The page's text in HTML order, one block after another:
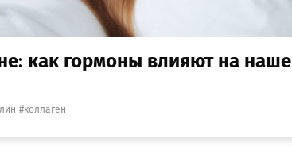
как гормоны влияют на наше
коллаген